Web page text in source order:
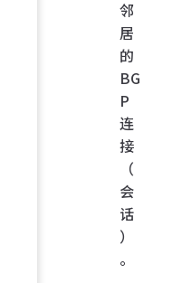
邻
居
的
BG
P
连
接
（
会
话
）
。